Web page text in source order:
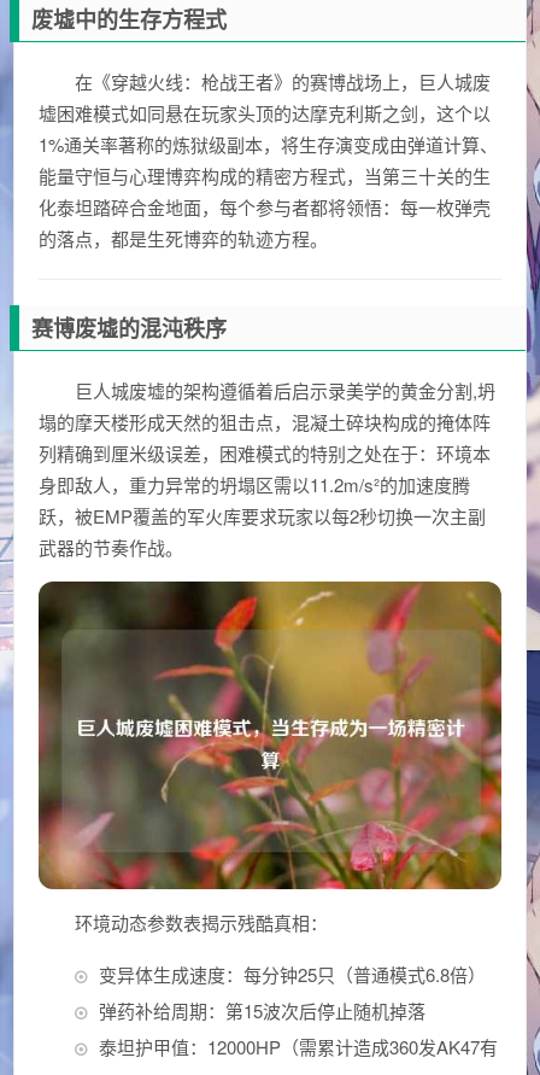
废墟中的生存方程式
在《穿越火线：枪战王者》的赛博战场上，巨人城废
墟困难模式如同悬在玩家头顶的达摩克利斯之剑，这个以
1%通关率著称的炼狱级副本，将生存演变成由弹道计算、
能量守恒与心理博弈构成的精密方程式，当第三十关的生
化泰坦踏碎合金地面，每个参与者都将领悟：每一枚弹壳
的落点，都是生死博弈的轨迹方程。
赛博废墟的混沌秩序
巨人城废墟的架构遵循着后启示录美学的黄金分割,坍
塌的摩天楼形成天然的狙击点，混凝土碎块构成的掩体阵
列精确到厘米级误差，困难模式的特别之处在于：环境本
身即敌人，重力异常的坍塌区需以11.2m/s²的加速度腾
跃，被EMP覆盖的军火库要求玩家以每2秒切换一次主副
武器的节奏作战。
环境动态参数表揭示残酷真相：
变异体生成速度：每分钟25只（普通模式6.8倍）
弹药补给周期：第15波次后停止随机掉落
泰坦护甲值：12000HP（需累计造成360发AK47有